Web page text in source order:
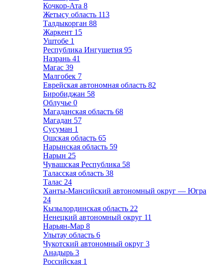
Кочкор-Ата 8
Жетысу область 113
Талдыкорган 88
Жаркент 15
Уштобе 1
Республика Ингушетия 95
Назрань 41
Магас 39
Малгобек 7
Еврейская автономная область 82
Биробиджан 58
Облучье 0
Магаданская область 68
Магадан 57
Сусуман 1
Ошская область 65
Нарынская область 59
Нарын 25
Чувашская Республика 58
Таласская область 38
Талас 24
Ханты-Мансийский автономный округ — Югра
24
Кызылординская область 22
Ненецкий автономный округ 11
Нарьян-Мар 8
Улытау область 6
Чукотский автономный округ 3
Анадырь 3
Российская 1